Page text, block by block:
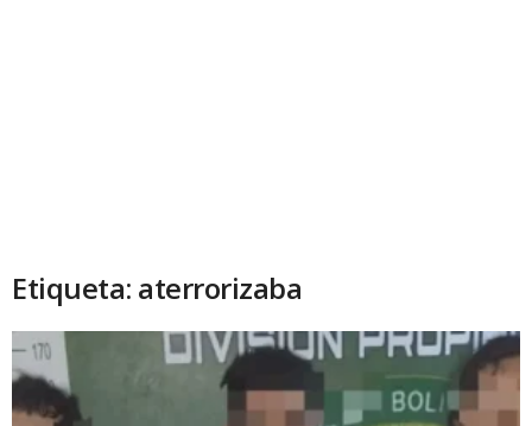
Etiqueta: aterrorizaba